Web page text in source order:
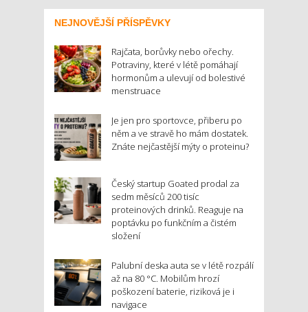
NEJNOVĚJŠÍ PŘÍSPĚVKY
Rajčata, borůvky nebo ořechy.
Potraviny, které v létě pomáhají
hormonům a ulevují od bolestivé
menstruace
Je jen pro sportovce, přiberu po
něm a ve stravě ho mám dostatek.
Znáte nejčastější mýty o proteinu?
Český startup Goated prodal za
sedm měsíců 200 tisíc
proteinových drinků. Reaguje na
poptávku po funkčním a čistém
složení
Palubní deska auta se v létě rozpálí
až na 80 °C. Mobilům hrozí
poškození baterie, riziková je i
navigace